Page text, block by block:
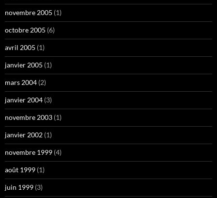
novembre 2005 (1)
octobre 2005 (6)
avril 2005 (1)
janvier 2005 (1)
mars 2004 (2)
janvier 2004 (3)
novembre 2003 (1)
janvier 2002 (1)
novembre 1999 (4)
août 1999 (1)
juin 1999 (3)